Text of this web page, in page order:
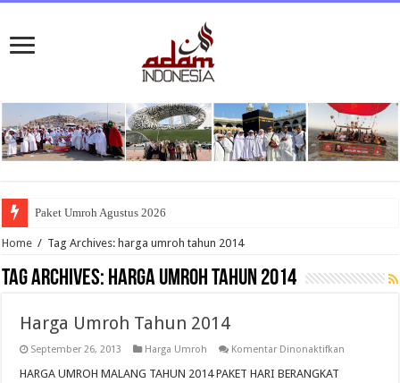
Paket Umroh Agustus 2026
Home / Tag Archives: harga umroh tahun 2014
Tag Archives: harga umroh tahun 2014
Harga Umroh Tahun 2014
September 26, 2013 Harga Umroh Komentar Dinonaktifkan
HARGA UMROH MALANG TAHUN 2014 PAKET HARI BERANGKAT